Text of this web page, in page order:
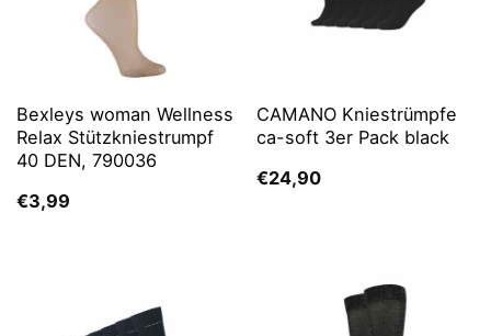
Bexleys woman Wellness
Relax Stützkniestrumpf
40 DEN, 790036
€3,99
CAMANO Kniestrümpfe
ca-soft 3er Pack black
€24,90